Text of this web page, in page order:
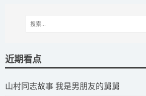
近期看点
​山村同志故事 我是男朋友的舅舅